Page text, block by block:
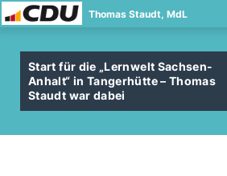
Thomas Staudt, MdL
Start für die „Lernwelt Sachsen-
Anhalt“ in Tangerhütte – Thomas
Staudt war dabei